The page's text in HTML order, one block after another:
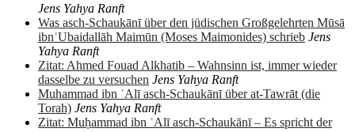
Jens Yahya Ranft
Was asch-Schaukānī über den jüdischen Großgelehrten Mūsā
ibnʿUbaidallāh Maimūn (Moses Maimonides) schrieb Jens
Yahya Ranft
Zitat: Ahmed Fouad Alkhatib – Wahnsinn ist, immer wieder
dasselbe zu versuchen Jens Yahya Ranft
Muhammad ibn ʿAlī asch-Schaukānī über at-Tawrāt (die
Torah) Jens Yahya Ranft
Zitat: Muḥammad ibn ʿAlī asch-Schaukānī – Es spricht der